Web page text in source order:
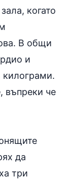
когато
В общи
и
килограми.
въпреки че
да
три